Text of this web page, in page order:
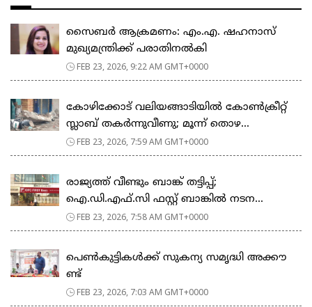
സൈബർ ആക്രമണം: എം.എ. ഷഹനാസ്
മുഖ്യമന്ത്രിക്ക് പരാതിനൽകി
FEB 23, 2026, 9:22 AM GMT+0000
കോഴിക്കോട് വലിയങ്ങാടിയിൽ കോൺക്രീറ്റ്
സ്ലാബ് തകർന്നുവീണു; മൂന്ന് തൊഴ...
FEB 23, 2026, 7:59 AM GMT+0000
രാജ്യത്ത് വീണ്ടും ബാങ്ക് തട്ടിപ്പ്;
ഐ.ഡി.എഫ്.സി ഫസ്റ്റ് ബാങ്കിൽ നടന...
FEB 23, 2026, 7:58 AM GMT+0000
പെ​ൺ​കു​ട്ടി​ക​ൾ​ക്ക് സു​ക​ന്യ സ​മൃ​ദ്ധി അ​ക്കൗ​
ണ്ട്
FEB 23, 2026, 7:03 AM GMT+0000